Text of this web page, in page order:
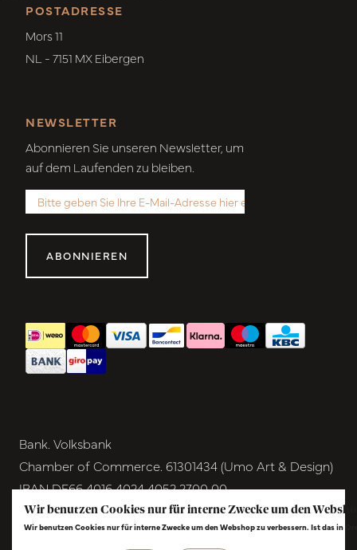
POSTADRESSE
Mors 11
NL - 7151 MX Eibergen
NEWSLETTER
Abonnieren Sie unseren Newsletter, um
auf dem Laufenden zu bleiben.
ABONNIEREN
Bank. Volksbank
Chamber of Commerce. 61301434 (Umo Art & Design)
IBAN DE66 4016 4024 4052 2700 00
BIC GENODEM1GRN
VAT NL854291040B01
Wir benutzen Cookies nur für interne Zwecke um den
Wir benutzen Cookies nur für interne Zwecke um den Webshop zu verbessern. Ist das in